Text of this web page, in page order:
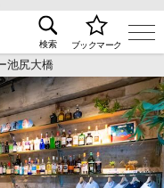
オ･ハウススタジオ検索の
検索 ブックマーク
池尻大橋